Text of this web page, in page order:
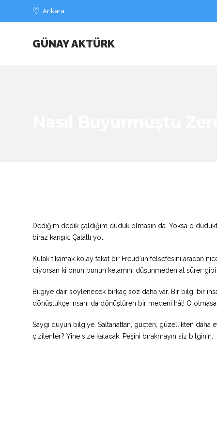
Ankara
GÜNAY AKTÜRK
Dediğim dedik çaldığım düdük olmasın da. Yoksa o
biraz karışık. Çatallı yol.
Kulak tıkamak kolay fakat bir Freud’un felsefesini aradan
diyorsan ki onun bunun kelamını düşünmeden at sürer
Bilgiye dair söylenecek birkaç söz daha var. Bir bilgi bir
dönüştükçe insanı da dönüştüren bir medeni hâl! O
Saygı duyun bilgiye. Saltanattan, güçten, güzellikten daha
çizilenler? Yine size kalacak. Peşini bırakmayın siz bilginin.